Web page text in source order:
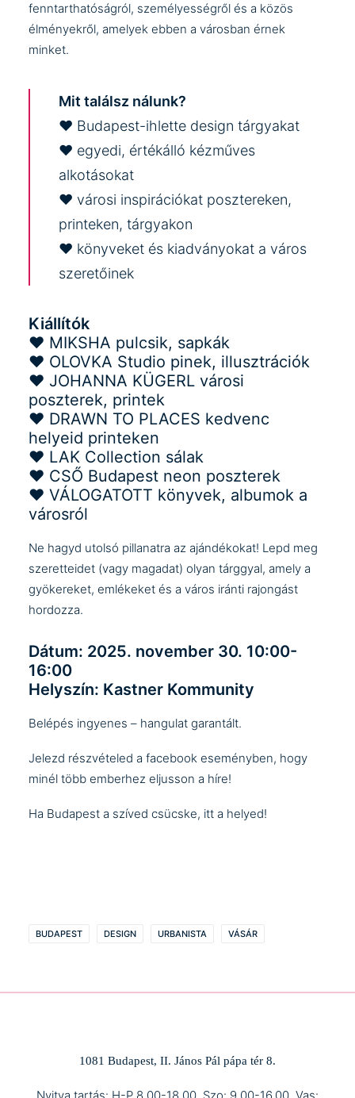
fenntarthatóságról, személyességről és a közös
élményekről, amelyek ebben a városban érnek
minket.
Mit találsz nálunk?
❤︎ Budapest-ihlette design tárgyakat
❤︎ egyedi, értékálló kézműves
alkotásokat
❤︎ városi inspirációkat posztereken,
printeken, tárgyakon
❤︎ könyveket és kiadványokat a város
szeretőinek
Kiállítók
❤︎ MIKSHA pulcsik, sapkák
❤︎ OLOVKA Studio pinek, illusztrációk
❤︎ JOHANNA KÜGERL városi
poszterek, printek
❤︎ DRAWN TO PLACES kedvenc
helyeid printeken
❤︎ LAK Collection sálak
❤︎ CSŐ Budapest neon poszterek
❤︎ VÁLOGATOTT könyvek, albumok a
városról
Ne hagyd utolsó pillanatra az ajándékokat! Lepd meg
szeretteidet (vagy magadat) olyan tárggyal, amely a
gyökereket, emlékeket és a város iránti rajongást
hordozza.
Dátum: 2025. november 30. 10:00-
16:00
Helyszín: Kastner Kommunity
Belépés ingyenes – hangulat garantált.
Jelezd részvételed a facebook eseményben, hogy
minél több emberhez eljusson a híre!
Ha Budapest a szíved csücske, itt a helyed!
BUDAPEST DESIGN URBANISTA VÁSÁR
1081 Budapest, II. János Pál pápa tér 8.